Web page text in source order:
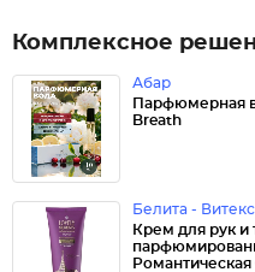
Комплексное
Абар
Парфюмерная
Breath
Белита - Витекс
Крем для рук и